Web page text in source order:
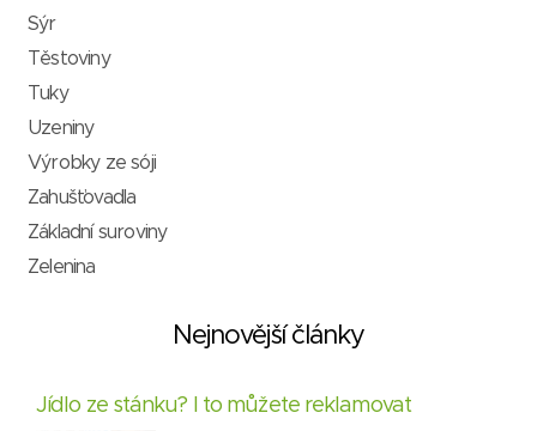
Sýr
Těstoviny
Tuky
Uzeniny
Výrobky ze sóji
Zahušťovadla
Základní suroviny
Zelenina
Nejnovější články
Jídlo ze stánku? I to můžete reklamovat